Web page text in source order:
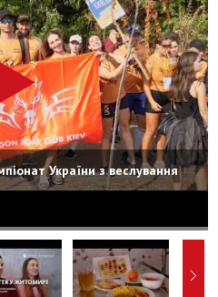
України з веслування